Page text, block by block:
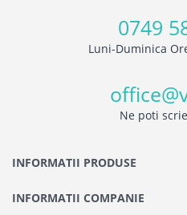
0749
Luni-Duminica
Ne poti
INFORMATII PRODUSE
INFORMATII COMPANIE